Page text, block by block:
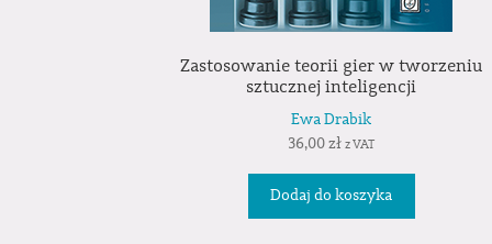
Zastosowanie teorii gier w tworzeniu
sztucznej inteligencji
Ewa Drabik
36,00zł z VAT
Dodaj do koszyka